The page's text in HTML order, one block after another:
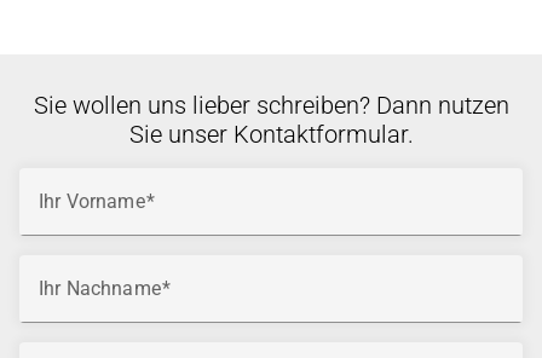
Sie wollen uns lieber schreiben? Dann nutzen
Sie unser Kontaktformular.
Ihr Vorname
Ihr Nachname